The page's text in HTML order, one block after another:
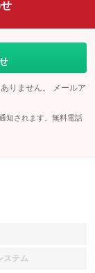
りません。 メールア
知されます。無料電話
ステム